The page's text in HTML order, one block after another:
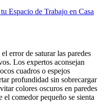
Espacio de Trabajo en Casa
error de saturar las paredes
Los expertos aconsejan
cuadros o espejos
profundidad sin sobrecargar
colores oscuros en paredes
el comedor pequeño se sienta